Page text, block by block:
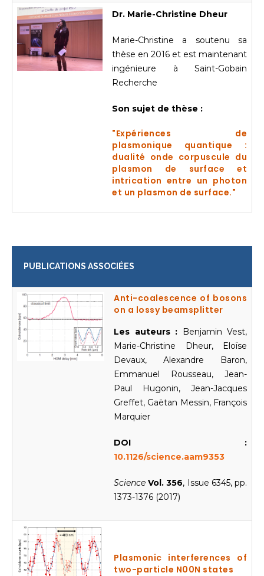
Dr. Marie-Christine Dheur
Marie-Christine a soutenu sa
thèse en 2016 et est maintenant
ingénieure à Saint-Gobain
Recherche
Son sujet de thèse :
"Expériences de
plasmonique quantique :
dualité onde corpuscule du
plasmon de surface et
intrication entre un photon
et un plasmon de surface."
PUBLICATIONS ASSOCIÉES
Anti-coalescence of bosons
on a lossy beamsplitter
Les auteurs : Benjamin Vest,
Marie-Christine Dheur, Eloïse
Devaux, Alexandre Baron,
Emmanuel Rousseau, Jean-
Paul Hugonin, Jean-Jacques
Greffet, Gaëtan Messin, François
Marquier
DOI :
10.1126/science.aam9353
Science Vol. 356, Issue 6345, pp.
1373-1376 (2017)
Plasmonic interferences of
two-particle N00N states